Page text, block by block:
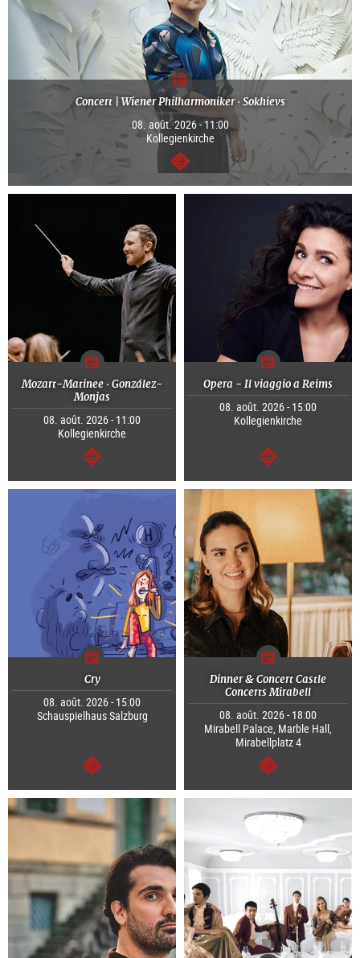
Concert | Wiener Philharmoniker · Sokhievs
08. août. 2026 - 11:00
Kollegienkirche
Continuer
Mozart-Matinee · González-
Monjas
08. août. 2026 - 11:00
Kollegienkirche
Continuer
Opera - Il viaggio a Reims
08. août. 2026 - 15:00
Kollegienkirche
Continuer
Cry
08. août. 2026 - 15:00
Schauspielhaus Salzburg
Continuer
Dinner & Concert Castle
Concerts Mirabell
08. août. 2026 - 18:00
Mirabell Palace, Marble Hall,
Mirabellplatz 4
Continuer